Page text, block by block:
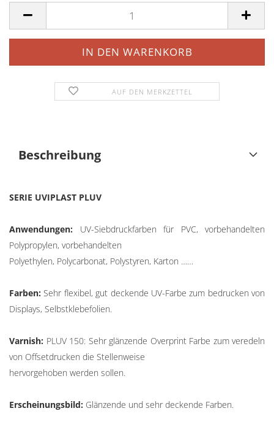
AUF DEN MERKZETTEL
Beschreibung
SERIE UVIPLAST PLUV
Anwendungen: UV-Siebdruckfarben für PVC, vorbehandelten
Polypropylen, vorbehandelten
Polyethylen, Polycarbonat, Polystyren, Karton ……
Farben:Sehr flexibel, gut deckende UV-Farbe zum bedrucken von
Displays, Selbstklebefolien.
Varnish: PLUV 150: Sehr glänzende Overprint Farbe zum veredeln
von Offsetdrucken die Stellenweise
hervorgehoben werden sollen.
Erscheinungsbild: Glänzende und sehr deckende Farben.